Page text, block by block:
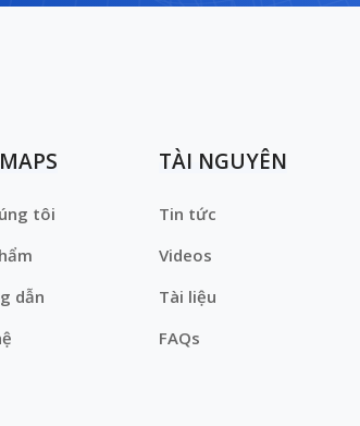
tôi
dẫn
TÀI NGUYÊN
Tin tức
Videos
Tài liệu
FAQs